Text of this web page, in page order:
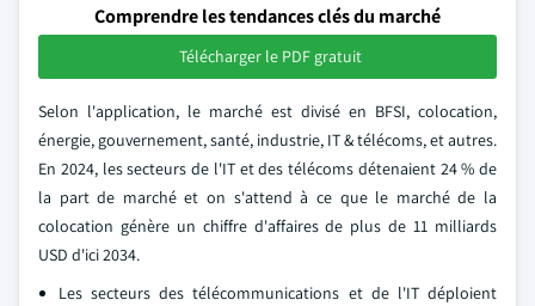
Comprendre les tendances clés du marché
Télécharger le PDF gratuit
Selon l'application, le marché est divisé en BFSI, colocation,
énergie, gouvernement, santé, industrie, IT & télécoms, et autres.
En 2024, les secteurs de l'IT et des télécoms détenaient 24 % de
la part de marché et on s'attend à ce que le marché de la
colocation génère un chiffre d'affaires de plus de 11 milliards
USD d'ici 2034.
Les secteurs des télécommunications et de l'IT déploient